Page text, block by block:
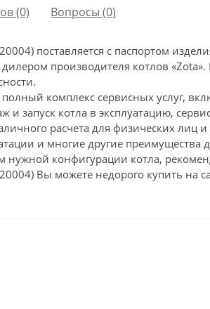
(0) Вопросы (0)
поставляется с паспортом
производителя котлов
комплекс сервисных услуг,
и запуск котла в эксплуатацию,
расчета для физических
и многие другие
конфигурации котла,
Вы можете недорого купить на